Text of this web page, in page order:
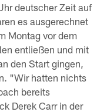
deutscher Zeit auf
es ausgerechnet
Montag vor dem
entließen und mit
den Start gingen,
"Wir hatten nichts
bereits
Derek Carr in der